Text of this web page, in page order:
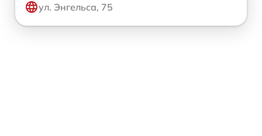
ул. Энгельса, 75